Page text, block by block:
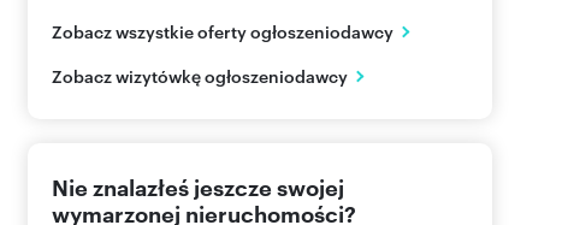
ul. Henryka Pachońskiego 9 / 202
małopolskie
Zobacz wszystkie oferty ogłoszeniodawcy
Zobacz wizytówkę ogłoszeniodawcy
Nie znalazłeś jeszcze swojej
wymarzonej nieruchomości?